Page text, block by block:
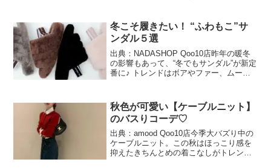
「Qoo10」を運営するeBay Japan合同会
社は、スポー...
冬こそ履きたい！ “ふわもこ”サ
ンダル５選
出典：NADASHOP Qoo10店昨年の暖冬
の影響もあって、“冬でもサンダル”が新定
番に♪ トレンドはボアやファー、ムート
ーミーなおしゃれを演出してくれます。
それ...
秋色が可愛い【ケーブルニット】
のバスりコーデ♡
出典：amood Qoo10店今季大バズり中の
ケーブルニット。この秋はほっこり感を
抑えたきちんとめの着こなしがトレンド